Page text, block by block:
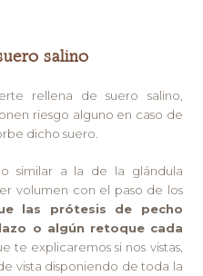
salino
rellena de suero salino,
riesgo alguno en caso de
dicho suero.
similar a la de la glándula
volumen con el paso de los
las prótesis de pecho
o algún retoque cada
te explicaremos si nos vistas,
vista disponiendo de toda la